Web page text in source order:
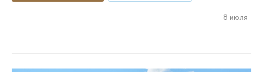
8 июля